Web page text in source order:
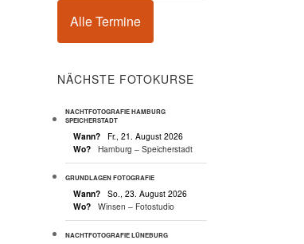
Alle Termine
NÄCHSTE FOTOKURSE
NACHTFOTOGRAFIE HAMBURG
SPEICHERSTADT
Wann?
Fr., 21. August 2026
Wo?
Hamburg – Speicherstadt
GRUNDLAGEN FOTOGRAFIE
Wann?
So., 23. August 2026
Wo?
Winsen – Fotostudio
NACHTFOTOGRAFIE LÜNEBURG